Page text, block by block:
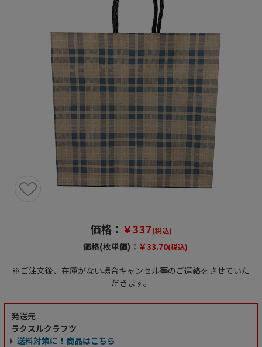
価格： ￥337(税込)
価格(枚単価)： ￥33.70(税込)
※ご注文後、在庫がない場合キャンセル等のご連絡をさせていた
だきます。
発送元
ラクスルクラフツ
送料対策に！商品はこちら